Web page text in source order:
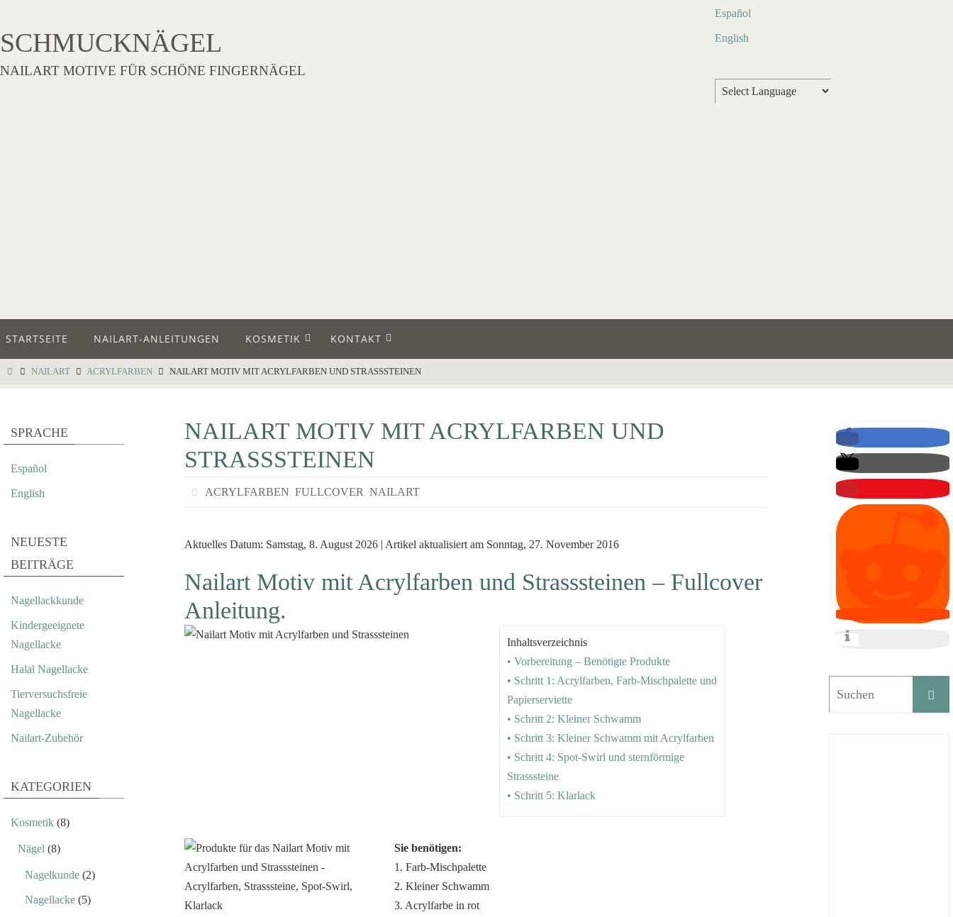
SCHMUCKNÄGEL
NAILART MOTIVE FÜR SCHÖNE FINGERNÄGEL
Español
English
STARTSEITE NAILART-ANLEITUNGEN KOSMETIK KONTAKT
NAILART ACRYLFARBEN NAILART MOTIV MIT ACRYLFARBEN UND STRASSSTEINEN
NAILART MOTIV MIT ACRYLFARBEN UND
STRASSSTEINEN
ACRYLFARBEN, FULLCOVER, NAILART
Aktuelles Datum: Samstag, 8. August 2026 | Artikel aktualisiert am Sonntag, 27. November 2016
Nailart Motiv mit Acrylfarben und Strasssteinen – Fullcover
Anleitung.
Inhaltsverzeichnis
• Vorbereitung – Benötigte Produkte
• Schritt 1: Acrylfarben, Farb-Mischpalette und
Papierserviette
• Schritt 2: Kleiner Schwamm
• Schritt 3: Kleiner Schwamm mit Acrylfarben
• Schritt 4: Spot-Swirl und sternförmige
Strasssteine
• Schritt 5: Klarlack
Sie benötigen:
1. Farb-Mischpalette
2. Kleiner Schwamm
3. Acrylfarbe in rot
SPRACHE
Español
English
NEUESTE
BEITRÄGE
Nagellackkunde
Kindergeeignete
Nagellacke
Halal Nagellacke
Tierversuchsfreie
Nagellacke
Nailart-Zubehör
KATEGORIEN
Kosmetik (8)
Nägel (8)
Nagelkunde (2)
Nagellacke (5)